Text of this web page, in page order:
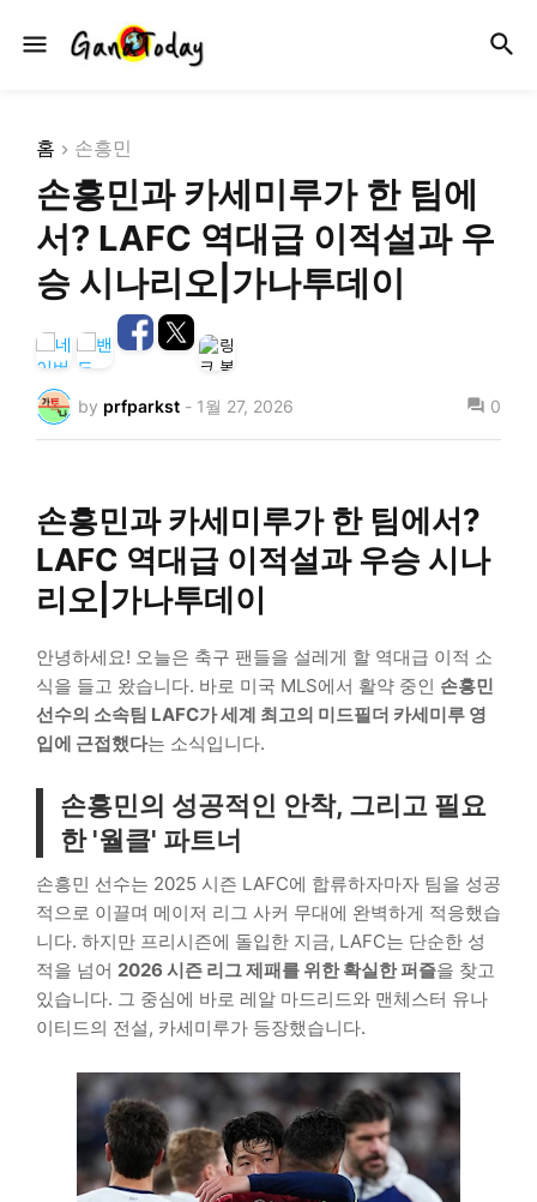
홈 손흥민
손흥민과 카세미루가 한 팀에
서? LAFC 역대급 이적설과 우
승 시나리오|가나투데이
by prfparkst - 1월 27, 2026 0
손흥민과 카세미루가 한 팀에서?
LAFC 역대급 이적설과 우승 시나
리오|가나투데이
안녕하세요! 오늘은 축구 팬들을 설레게 할 역대급 이적 소
식을 들고 왔습니다. 바로 미국 MLS에서 활약 중인 손흥민
선수의 소속팀 LAFC가 세계 최고의 미드필더 카세미루 영
입에 근접했다는 소식입니다.
손흥민의 성공적인 안착, 그리고 필요
한 '월클' 파트너
손흥민 선수는 2025 시즌 LAFC에 합류하자마자 팀을 성공
적으로 이끌며 메이저 리그 사커 무대에 완벽하게 적응했습
니다. 하지만 프리시즌에 돌입한 지금, LAFC는 단순한 성
적을 넘어 2026 시즌 리그 제패를 위한 확실한 퍼즐을 찾고
있습니다. 그 중심에 바로 레알 마드리드와 맨체스터 유나
이티드의 전설, 카세미루가 등장했습니다.